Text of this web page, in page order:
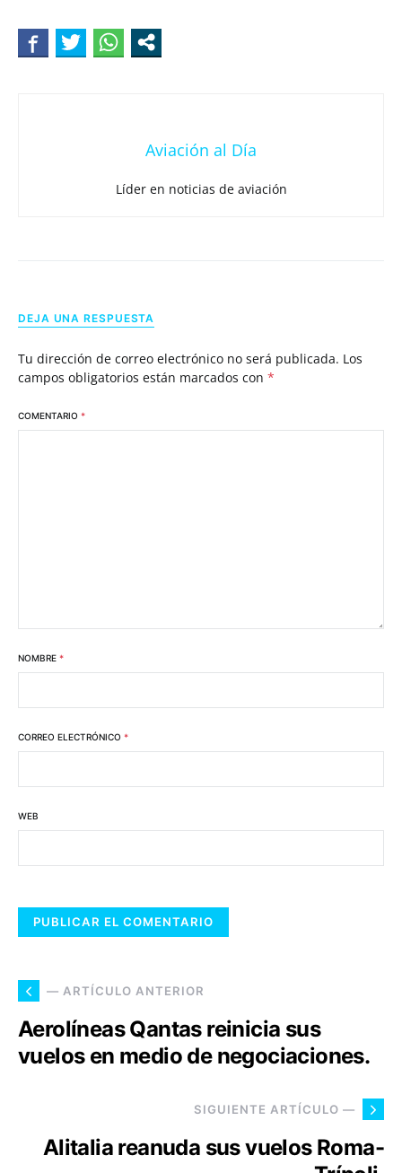
Aviación al Día
Líder en noticias de aviación
DEJA UNA RESPUESTA
Tu dirección de correo electrónico no será publicada. Los
campos obligatorios están marcados con *
COMENTARIO *
NOMBRE *
CORREO ELECTRÓNICO *
WEB
— ARTÍCULO ANTERIOR
Aerolíneas Qantas reinicia sus
vuelos en medio de negociaciones.
SIGUIENTE ARTÍCULO —
Alitalia reanuda sus vuelos Roma-